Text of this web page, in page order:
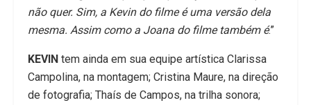
não quer. Sim, a Kevin do filme é uma versão dela
mesma. Assim como a Joana do filme também é.”
KEVIN tem ainda em sua equipe artística Clarissa
Campolina, na montagem; Cristina Maure, na direção
de fotografia; Thaís de Campos, na trilha sonora;